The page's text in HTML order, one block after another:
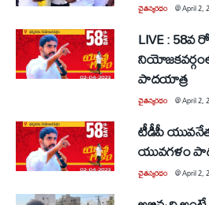
చైతన్యరధం @April 2,
LIVE : 58వ
పాద‌యాత్ర
చైతన్యరధం @April 2,
టీడీపీ
యువగళం
చైతన్యరధం @April 2,